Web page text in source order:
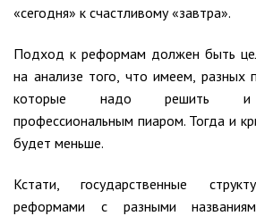
«сегодня» к счастливому «завтра».
Подход к реформам должен быть
на анализе того, что имеем, разных
которые надо решить и
профессиональным пиаром. Тогда и
будет меньше.
Кстати, государственные
реформами с разными